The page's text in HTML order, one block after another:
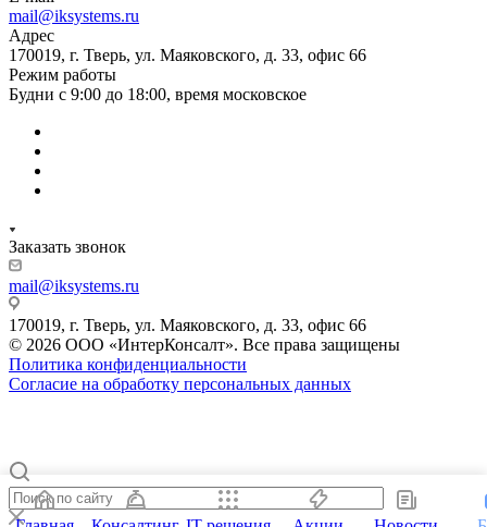
mail@iksystems.ru
Адрес
170019, г. Тверь, ул. Маяковского, д. 33, офис 66
Режим работы
Будни с 9:00 до 18:00, время московское
Заказать звонок
mail@iksystems.ru
170019, г. Тверь, ул. Маяковского, д. 33, офис 66
© 2026 ООО «ИнтерКонсалт». Все права защищены
Политика конфиденциальности
Согласие на обработку персональных данных